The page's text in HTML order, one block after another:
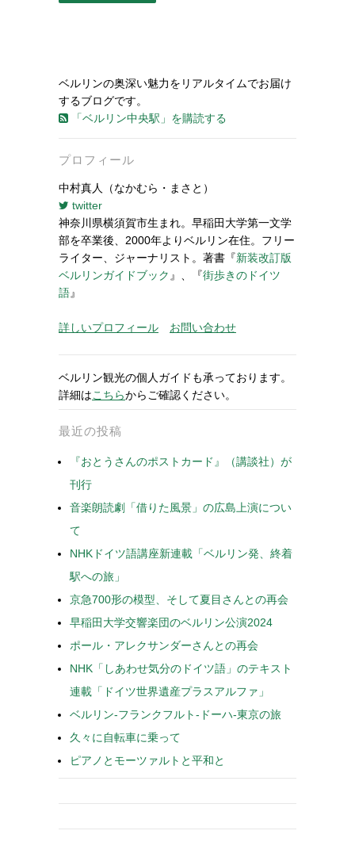
ベルリンの奥深い魅力をリアルタイムでお届け
するブログです。
「ベルリン中央駅」を購読する
プロフィール
中村真人（なかむら・まさと）
twitter
神奈川県横須賀市生まれ。早稲田大学第一文学
部を卒業後、2000年よりベルリン在住。フリー
ライター、ジャーナリスト。著書『新装改訂版
ベルリンガイドブック 』、『街歩きのドイツ
語』
詳しいプロフィール お問い合わせ
ベルリン観光の個人ガイドも承っております。
詳細はこちらからご確認ください。
最近の投稿
『おとうさんのポストカード』（講談社）が
刊行
音楽朗読劇「借りた風景」の広島上演につい
て
NHKドイツ語講座新連載「ベルリン発、終着
駅への旅」
京急700形の模型、そして夏目さんとの再会
早稲田大学交響楽団のベルリン公演2024
ポール・アレクサンダーさんとの再会
NHK「しあわせ気分のドイツ語」のテキスト
連載「ドイツ世界遺産プラスアルファ」
ベルリン-フランクフルト-ドーハ-東京の旅
久々に自転車に乗って
ピアノとモーツァルトと平和と